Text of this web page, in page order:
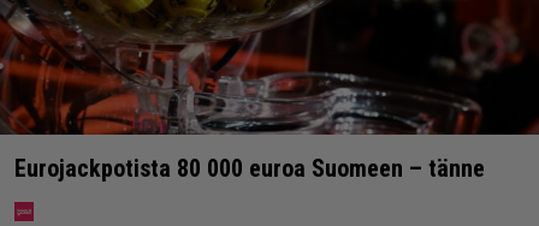
Eurojackpotista 80 000 euroa Suomeen – tänne